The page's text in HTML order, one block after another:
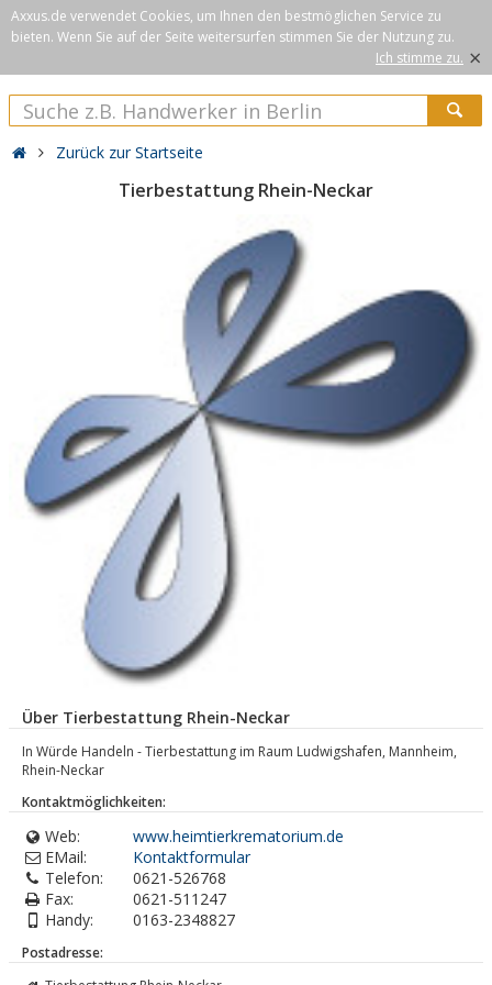
Axxus.de verwendet Cookies, um Ihnen den bestmöglichen Service zu
bieten. Wenn Sie auf der Seite weitersurfen stimmen Sie der Nutzung zu.
Ich stimme zu. ×
Zurück zur Startseite
Tierbestattung Rhein-Neckar
Über Tierbestattung Rhein-Neckar
In Würde Handeln - Tierbestattung im Raum Ludwigshafen, Mannheim,
Rhein-Neckar
Kontaktmöglichkeiten:
Web:
www.heimtierkrematorium.de
EMail:
Kontaktformular
Telefon:
0621-526768
Fax:
0621-511247
Handy:
0163-2348827
Postadresse: